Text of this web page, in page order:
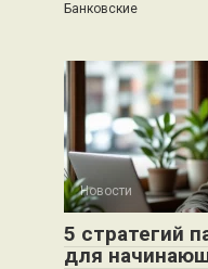
Банковские
Новости
5 стратегий
для